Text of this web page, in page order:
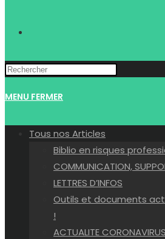
WEBSITE
MENU FERMER
Tous nos Articles
Biblio en risques
COMMUNICATION,
LETTRES D’INFOS
Outils et documents
!
ACTUALITE CORONAVIRUS